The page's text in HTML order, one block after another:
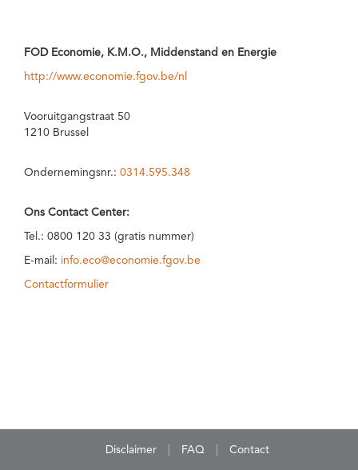
FOD Economie, K.M.O., Middenstand en Energie
http://www.economie.fgov.be/nl
Vooruitgangstraat 50
1210 Brussel
Ondernemingsnr.: 0314.595.348
Ons Contact Center:
Tel.: 0800 120 33 (gratis nummer)
E-mail: info.eco@economie.fgov.be
Contactformulier
Disclaimer FAQ Contact